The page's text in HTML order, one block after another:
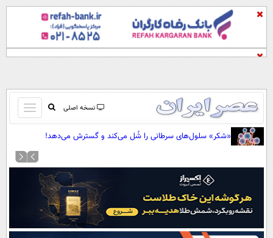
نسخه اصلی
باز
و
کردن
صفحه اول
آرشیو
نظرسنجی
آب و هوا
اوقات شرعی
«شکر» سلول‌های سرطانی را شُل می‌کند و گسترش می‌دهد!